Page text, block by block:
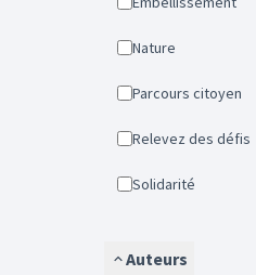
Nature
Parcours citoyen
Relevez des défis
Solidarité
Auteurs